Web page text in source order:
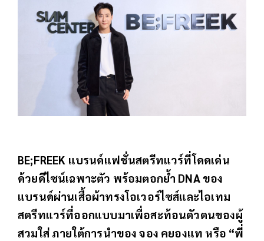
BE;FREEK แบรนด์แฟชั่นสตรีทแวร์ที่โดดเด่น
ด้วยดีไซน์เฉพาะตัว พร้อมตอกย้ำ DNA ของ
แบรนด์ผ่านเสื้อผ้าทรงโอเวอร์ไซส์และไอเทม
สตรีทแวร์ที่ออกแบบมาเพื่อสะท้อนตัวตนของผู้
สวมใส่ ภายใต้การนำของ จอง คยองแท หรือ “พี่